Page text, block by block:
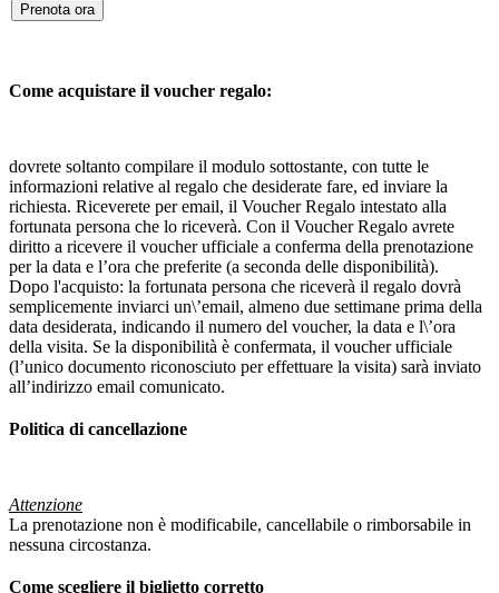
Prenota ora
Come acquistare il voucher regalo:
dovrete soltanto compilare il modulo sottostante, con tutte le
informazioni relative al regalo che desiderate fare, ed inviare la
richiesta. Riceverete per email, il Voucher Regalo intestato alla
fortunata persona che lo riceverà. Con il Voucher Regalo avrete
diritto a ricevere il voucher ufficiale a conferma della prenotazione
per la data e l’ora che preferite (a seconda delle disponibilità).
Dopo l'acquisto: la fortunata persona che riceverà il regalo dovrà
semplicemente inviarci un\’email, almeno due settimane prima della
data desiderata, indicando il numero del voucher, la data e l\’ora
della visita. Se la disponibilità è confermata, il voucher ufficiale
(l’unico documento riconosciuto per effettuare la visita) sarà inviato
all’indirizzo email comunicato.
Politica di cancellazione
Attenzione
La prenotazione non è modificabile, cancellabile o rimborsabile in
nessuna circostanza.
Come scegliere il biglietto corretto